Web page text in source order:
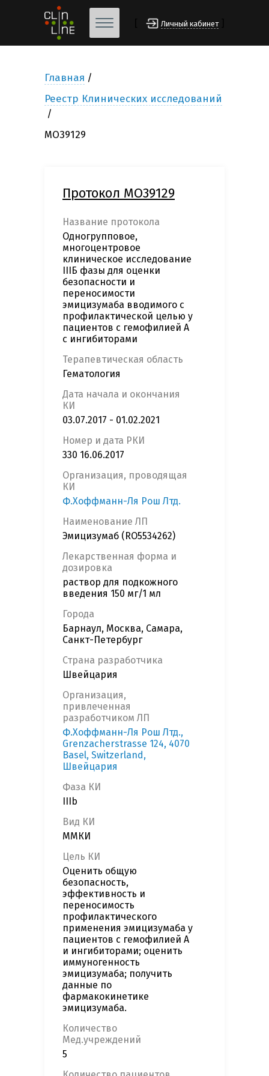
Личный кабинет
Главная
Реестр Клинических исследований
МО39129
Протокол МО39129
Название протокола
Одногрупповое,
многоцентровое
клиническое исследование
IIIБ фазы для оценки
безопасности и
переносимости
эмицизумаба вводимого с
профилактической целью у
пациентов с гемофилией А
с ингибиторами
Терапевтическая область
Гематология
Дата начала и окончания
КИ
03.07.2017 - 01.02.2021
Номер и дата РКИ
330 16.06.2017
Организация, проводящая
КИ
Ф.Хоффманн-Ля Рош Лтд.
Наименование ЛП
Эмицизумаб (RO5534262)
Лекарственная форма и
дозировка
раствор для подкожного
введения 150 мг/1 мл
Города
Барнаул, Москва, Самара,
Санкт-Петербург
Страна разработчика
Швейцария
Организация,
привлеченная
разработчиком ЛП
Ф.Хоффманн-Ля Рош Лтд.,
Grenzacherstrasse 124, 4070
Basel, Switzerland,
Швейцария
Фаза КИ
IIIb
Вид КИ
ММКИ
Цель КИ
Оценить общую
безопасность,
эффективность и
переносимость
профилактического
применения эмицизумаба у
пациентов с гемофилией А
и ингибиторами; оценить
иммуногенность
эмицизумаба; получить
данные по
фармакокинетике
эмицизумаба.
Количество
Мед.учреждений
5